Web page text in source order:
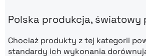
Polska produkcja, światowy
Chociaż produkty z tej kategorii
standardy ich wykonania